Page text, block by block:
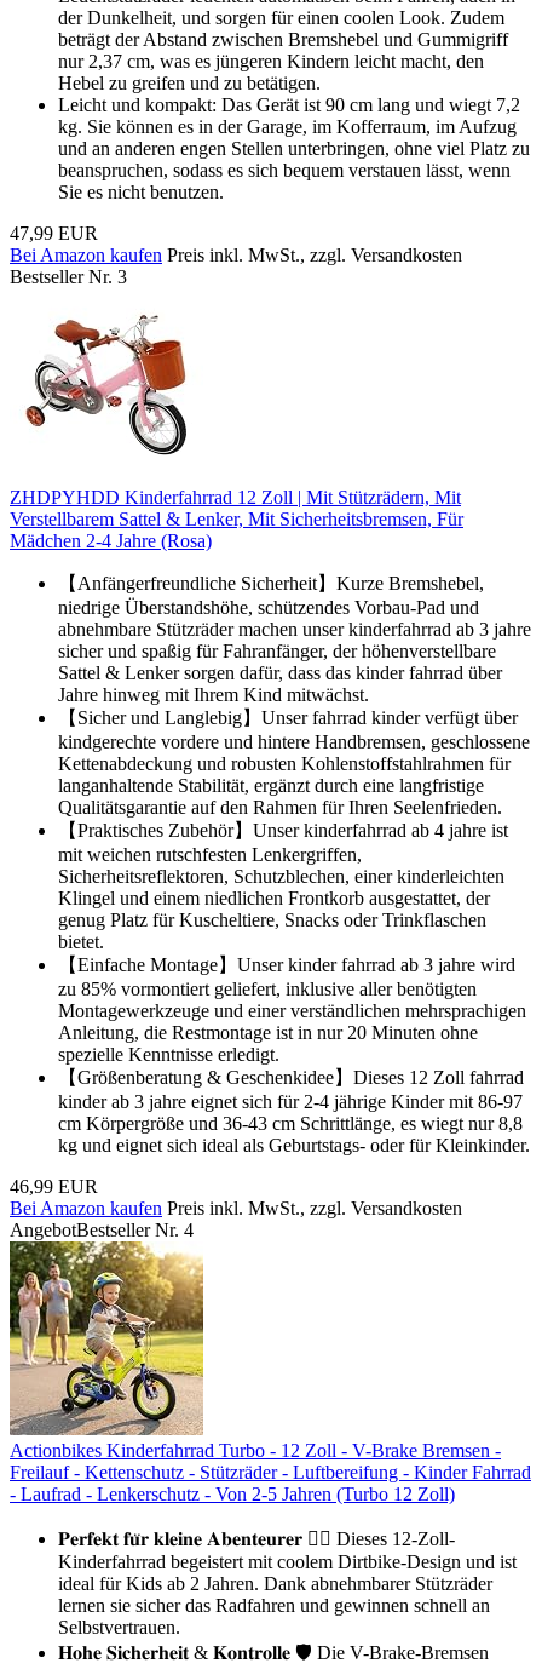
der Dunkelheit, und sorgen für einen coolen Look. Zudem
beträgt der Abstand zwischen Bremshebel und Gummigriff
nur 2,37 cm, was es jüngeren Kindern leicht macht, den
Hebel zu greifen und zu betätigen.
Leicht und kompakt: Das Gerät ist 90 cm lang und wiegt 7,2
kg. Sie können es in der Garage, im Kofferraum, im Aufzug
und an anderen engen Stellen unterbringen, ohne viel Platz zu
beanspruchen, sodass es sich bequem verstauen lässt, wenn
Sie es nicht benutzen.
47,99 EUR
Bei Amazon kaufen Preis inkl. MwSt., zzgl. Versandkosten
Bestseller Nr. 3
ZHDPYHDD Kinderfahrrad 12 Zoll | Mit Stützrädern, Mit
Verstellbarem Sattel & Lenker, Mit Sicherheitsbremsen, Für
Mädchen 2-4 Jahre (Rosa)
【Anfängerfreundliche Sicherheit】Kurze Bremshebel,
niedrige Überstandshöhe, schützendes Vorbau-Pad und
abnehmbare Stützräder machen unser kinderfahrrad ab 3 jahre
sicher und spaßig für Fahranfänger, der höhenverstellbare
Sattel & Lenker sorgen dafür, dass das kinder fahrrad über
Jahre hinweg mit Ihrem Kind mitwächst.
【Sicher und Langlebig】Unser fahrrad kinder verfügt über
kindgerechte vordere und hintere Handbremsen, geschlossene
Kettenabdeckung und robusten Kohlenstoffstahlrahmen für
langanhaltende Stabilität, ergänzt durch eine langfristige
Qualitätsgarantie auf den Rahmen für Ihren Seelenfrieden.
【Praktisches Zubehör】Unser kinderfahrrad ab 4 jahre ist
mit weichen rutschfesten Lenkergriffen,
Sicherheitsreflektoren, Schutzblechen, einer kinderleichten
Klingel und einem niedlichen Frontkorb ausgestattet, der
genug Platz für Kuscheltiere, Snacks oder Trinkflaschen
bietet.
【Einfache Montage】Unser kinder fahrrad ab 3 jahre wird
zu 85% vormontiert geliefert, inklusive aller benötigten
Montagewerkzeuge und einer verständlichen mehrsprachigen
Anleitung, die Restmontage ist in nur 20 Minuten ohne
spezielle Kenntnisse erledigt.
【Größenberatung & Geschenkidee】Dieses 12 Zoll fahrrad
kinder ab 3 jahre eignet sich für 2-4 jährige Kinder mit 86-97
cm Körpergröße und 36-43 cm Schrittlänge, es wiegt nur 8,8
kg und eignet sich ideal als Geburtstags- oder für Kleinkinder.
46,99 EUR
Bei Amazon kaufen Preis inkl. MwSt., zzgl. Versandkosten
AngebotBestseller Nr. 4
Actionbikes Kinderfahrrad Turbo - 12 Zoll - V-Brake Bremsen -
Freilauf - Kettenschutz - Stützräder - Luftbereifung - Kinder Fahrrad
- Laufrad - Lenkerschutz - Von 2-5 Jahren (Turbo 12 Zoll)
𝐏𝐞𝐫𝐟𝐞𝐤𝐭 𝐟𝐮̈𝐫 𝐤𝐥𝐞𝐢𝐧𝐞 𝐀𝐛𝐞𝐧𝐭𝐞𝐮𝐫𝐞𝐫 🚴‍♂️ Dieses 12-Zoll-
Kinderfahrrad begeistert mit coolem Dirtbike-Design und ist
ideal für Kids ab 2 Jahren. Dank abnehmbarer Stützräder
lernen sie sicher das Radfahren und gewinnen schnell an
Selbstvertrauen.
𝐇𝐨𝐡𝐞 𝐒𝐢𝐜𝐡𝐞𝐫𝐡𝐞𝐢𝐭 & 𝐊𝐨𝐧𝐭𝐫𝐨𝐥𝐥𝐞 🛡️ Die V-Brake-Bremsen